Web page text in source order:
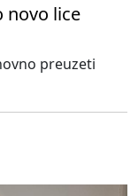
novo lice
preuzeti